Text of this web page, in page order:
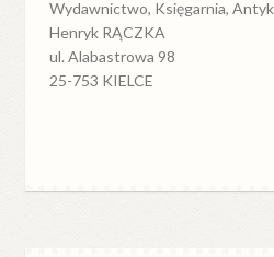
Wydawnictwo, Księgarnia,
Henryk RĄCZKA
ul. Alabastrowa 98
25-753 KIELCE